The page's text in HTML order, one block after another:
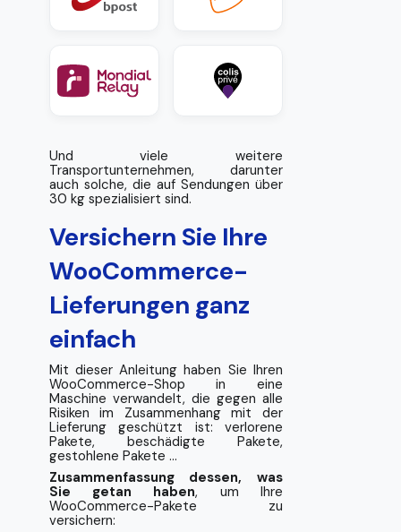
Und viele weitere
Transportunternehmen, darunter
auch solche, die auf Sendungen über
30 kg spezialisiert sind.
Versichern Sie Ihre
WooCommerce-
Lieferungen ganz
einfach
Mit dieser Anleitung haben Sie Ihren
WooCommerce-Shop in eine
Maschine verwandelt, die gegen alle
Risiken im Zusammenhang mit der
Lieferung geschützt ist: verlorene
Pakete, beschädigte Pakete,
gestohlene Pakete ...
Zusammenfassung dessen, was
Sie getan haben, um Ihre
WooCommerce-Pakete zu
versichern: